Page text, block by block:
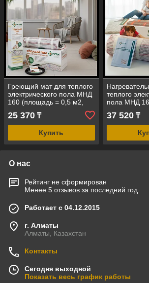
Греющий мат для теплого
электрического пола МНД
160 (площадь = 0,5 м2,
мощность = 80 Вт)
25 370 ₸
Купить
теплого
пола МНД
(площадь =
мощность =
37 520₸
О нас
Рейтинг не сформирован
Менее 5 отзывов за последний год
Работает с 04.12.2015
г. Алматы
Алматы, Казахстан
Контакты
Сегодня выходной
Показать весь график работы